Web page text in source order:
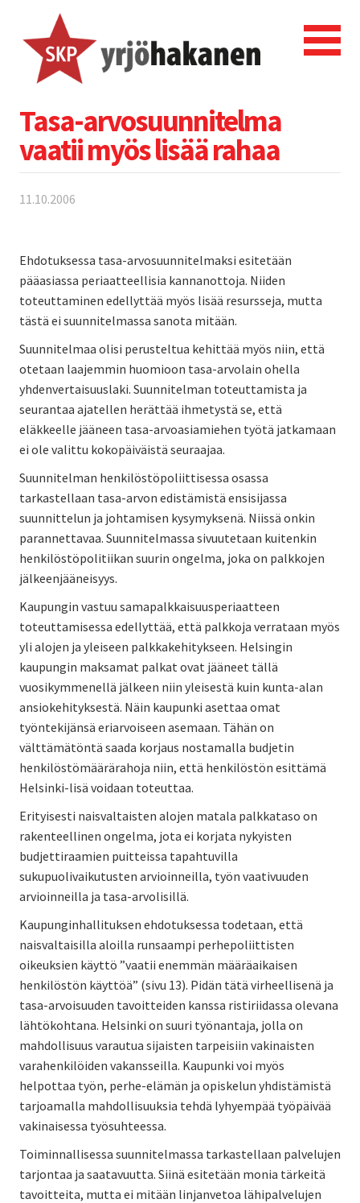
Tasa-arvosuunnitelma
vaatii myös lisää rahaa
11.10.2006
Ehdotuksessa tasa-arvosuunnitelmaksi esitetään
pääasiassa periaatteellisia kannanottoja. Niiden
toteuttaminen edellyttää myös lisää resursseja, mutta
tästä ei suunnitelmassa sanota mitään.
Suunnitelmaa olisi perusteltua kehittää myös niin, että
otetaan laajemmin huomioon tasa-arvolain ohella
yhdenvertaisuuslaki. Suunnitelman toteuttamista ja
seurantaa ajatellen herättää ihmetystä se, että
eläkkeelle jääneen tasa-arvoasiamiehen työtä jatkamaan
ei ole valittu kokopäiväistä seuraajaa.
Suunnitelman henkilöstöpoliittisessa osassa
tarkastellaan tasa-arvon edistämistä ensisijassa
suunnittelun ja johtamisen kysymyksenä. Niissä onkin
parannettavaa. Suunnitelmassa sivuutetaan kuitenkin
henkilöstöpolitiikan suurin ongelma, joka on palkkojen
jälkeenjääneisyys.
Kaupungin vastuu samapalkkaisuusperiaatteen
toteuttamisessa edellyttää, että palkkoja verrataan myös
yli alojen ja yleiseen palkkakehitykseen. Helsingin
kaupungin maksamat palkat ovat jääneet tällä
vuosikymmenellä jälkeen niin yleisestä kuin kunta-alan
ansiokehityksestä. Näin kaupunki asettaa omat
työntekijänsä eriarvoiseen asemaan. Tähän on
välttämätöntä saada korjaus nostamalla budjetin
henkilöstömäärärahoja niin, että henkilöstön esittämä
Helsinki-lisä voidaan toteuttaa.
Erityisesti naisvaltaisten alojen matala palkkataso on
rakenteellinen ongelma, jota ei korjata nykyisten
budjettiraamien puitteissa tapahtuvilla
sukupuolivaikutusten arvioinneilla, työn vaativuuden
arvioinneilla ja tasa-arvolisillä.
Kaupunginhallituksen ehdotuksessa todetaan, että
naisvaltaisilla aloilla runsaampi perhepoliittisten
oikeuksien käyttö ”vaatii enemmän määräaikaisen
henkilöstön käyttöä” (sivu 13). Pidän tätä virheellisenä ja
tasa-arvoisuuden tavoitteiden kanssa ristiriidassa olevana
lähtökohtana. Helsinki on suuri työnantaja, jolla on
mahdollisuus varautua sijaisten tarpeisiin vakinaisten
varahenkilöiden vakansseilla. Kaupunki voi myös
helpottaa työn, perhe-elämän ja opiskelun yhdistämistä
tarjoamalla mahdollisuuksia tehdä lyhyempää työpäivää
vakinaisessa työsuhteessa.
Toiminnallisessa suunnitelmassa tarkastellaan palvelujen
tarjontaa ja saatavuutta. Siinä esitetään monia tärkeitä
tavoitteita, mutta ei mitään linjanvetoa lähipalvelujen